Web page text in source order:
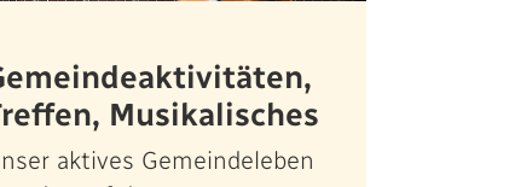
Musikalisches
aktives Gemeindeleben